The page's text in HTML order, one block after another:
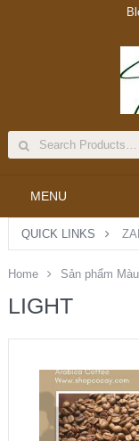
MENU
QUICK LINKS
Home Sản phẩm
LIGHT